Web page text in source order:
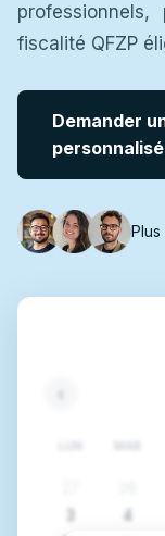
fiscalité QFZP
Demander
personnalisé
Plus
‹
MAR
4